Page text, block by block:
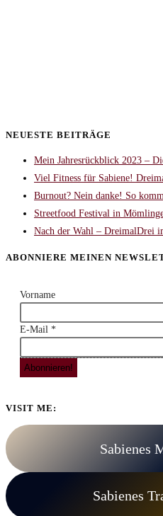
NEUESTE BEITRÄGE
Mein Jahresrückblick 2023 –
Viel Fitness für Sabiene!
Burnout? Nein danke! So
Streetfood Festival in
Nach der Wahl – DreimalDrei
ABONNIERE MEINEN
Vorname
E-Mail *
VISIT ME:
Sabienes
Sabienes